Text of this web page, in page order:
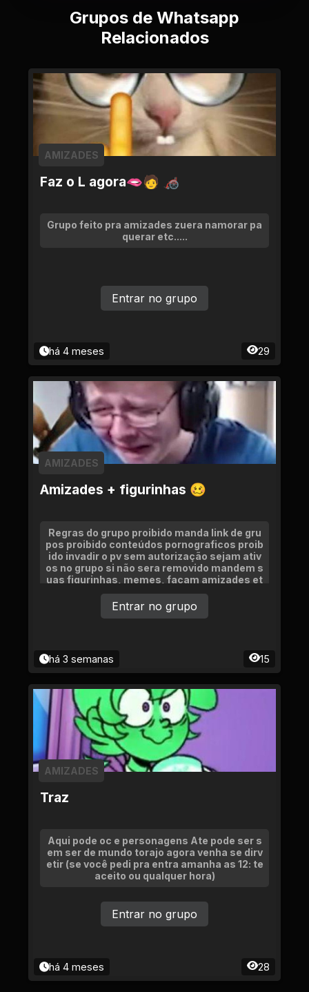
Grupos de Whatsapp
Relacionados
Faz o L agora🫦🧑 🦽
AMIZADES
Grupo feito pra amizades zuera namorar pa
querar etc.....
há 4 meses 29
Entrar no grupo
Amizades + figurinhas 🥴
AMIZADES
Regras do grupo proibido manda link de gru
pos proibido conteúdos pornograficos proib
ido invadir o pv sem autorização sejam ativ
os no grupo si não sera removido mandem s
uas figurinhas, memes, façam amizades et
c. qual quer problema fala com o adm. (Seja
m bem vindos) O grupo tá começando agora
de uma chance antes de sai
há 3 semanas 15
Entrar no grupo
Traz
AMIZADES
Aqui pode oc e personagens Ate pode ser s
em ser de mundo torajo agora venha se dirv
etir (se você pedi pra entra amanha as 12: te
aceito ou qualquer hora)
há 4 meses 28
Entrar no grupo